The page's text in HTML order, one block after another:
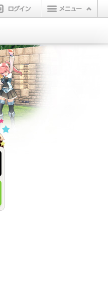
ログイン